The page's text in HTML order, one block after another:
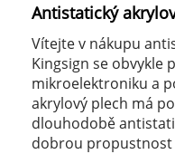
Antistatický
Vítejte v nákupu
Kingsign se obvykle
mikroelektroniku a
akrylový plech má
dlouhodobě
dobrou propustnost